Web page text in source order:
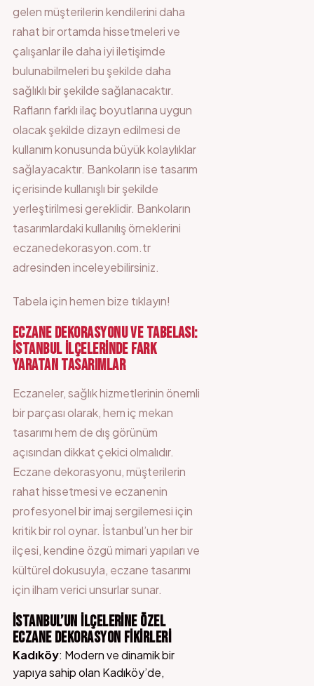
gelen müşterilerin kendilerini daha
rahat bir ortamda hissetmeleri ve
çalışanlar ile daha iyi iletişimde
bulunabilmeleri bu şekilde daha
sağlıklı bir şekilde sağlanacaktır.
Rafların farklı ilaç boyutlarına uygun
olacak şekilde dizayn edilmesi de
kullanım konusunda büyük kolaylıklar
sağlayacaktır. Bankoların ise tasarım
içerisinde kullanışlı bir şekilde
yerleştirilmesi gereklidir. Bankoların
tasarımlardaki kullanılış örneklerini
eczanedekorasyon.com.tr
adresinden inceleyebilirsiniz.
Tabela için hemen bize tıklayın!
ECZANE DEKORASYONU VE TABELASI:
İSTANBUL İLÇELERINDE FARK
YARATAN TASARIMLAR
Eczaneler, sağlık hizmetlerinin önemli
bir parçası olarak, hem iç mekan
tasarımı hem de dış görünüm
açısından dikkat çekici olmalıdır.
Eczane dekorasyonu, müşterilerin
rahat hissetmesi ve eczanenin
profesyonel bir imaj sergilemesi için
kritik bir rol oynar. İstanbul’un her bir
ilçesi, kendine özgü mimari yapıları ve
kültürel dokusuyla, eczane tasarımı
için ilham verici unsurlar sunar.
İSTANBUL’UN İLÇELERINE ÖZEL
ECZANE DEKORASYON FIKIRLERI
Kadıköy: Modern ve dinamik bir
yapıya sahip olan Kadıköy’de,